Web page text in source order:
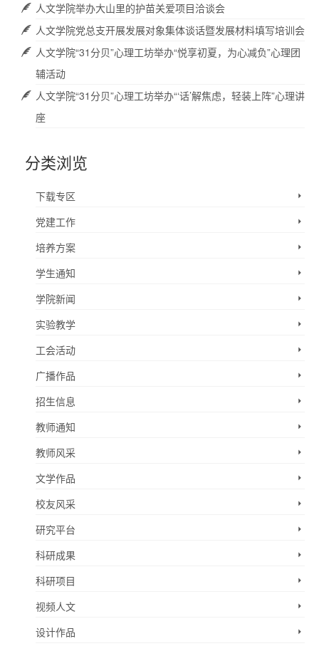
人文学院举办大山里的护苗关爱项目洽谈会
人文学院党总支开展发展对象集体谈话暨发展材料填写培训会
人文学院“31分贝”心理工坊举办“悦享初夏，为心减负”心理团
辅活动
人文学院“31分贝”心理工坊举办“‘话’解焦虑，轻装上阵”心理讲
座
分类浏览
下载专区
党建工作
培养方案
学生通知
学院新闻
实验教学
工会活动
广播作品
招生信息
教师通知
教师风采
文学作品
校友风采
研究平台
科研成果
科研项目
视频人文
设计作品